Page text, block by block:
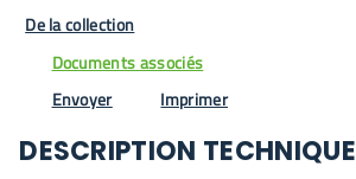
De la collection
Documents associés
Envoyer
Imprimer
DESCRIPTION TECHNIQUE